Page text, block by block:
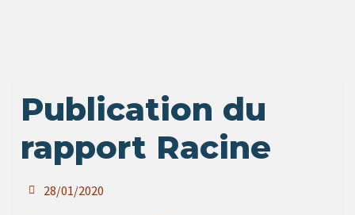
Publication du
rapport Racine
28/01/2020